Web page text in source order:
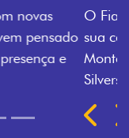
de cor que é a
Vermelho
e Cinza